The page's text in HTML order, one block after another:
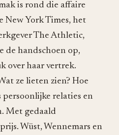
is rond die affaire
New York Times, het
The Athletic,
de handschoen op,
over haar vertrek.
ze lieten zien? Hoe
relaties en
Met gedaald
Wüst, Wennemars en